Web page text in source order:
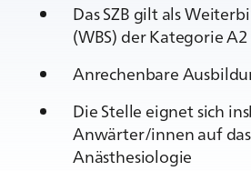
Das SZB gilt als
(WBS) der Kategorie A2
Anrechenbare
Die Stelle eignet sich
Anwärter/innen auf
Anästhesiologie